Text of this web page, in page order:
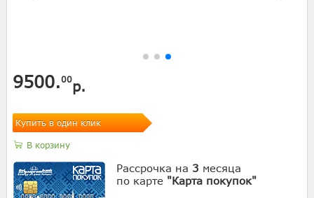
9500.00р.
Купить в один клик
В корзину
Рассрочка на 3 месяца
по карте "Карта покупок"